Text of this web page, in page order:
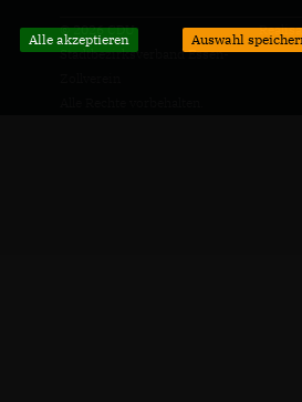
© 2026 CDU
Stadtbezirksverband Essen-
Alle akzeptieren Auswahl